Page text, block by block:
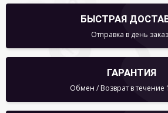
БЫСТРАЯ
Отправка в день
ГАРАНТИЯ
Обмен / Возврат в течение